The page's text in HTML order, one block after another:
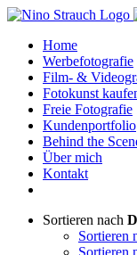
Zum
springenHome
Werbefotografie
Film- &
Fotokunst
Freie Fotografie
Kundenportfolio
Behind the
Über mich
Kontakt
Sortieren nach
Sortieren
Sortieren